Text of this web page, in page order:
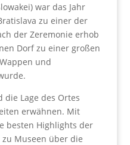
war das Jahr
zu einer der
der Zeremonie erhob
Dorf zu einer großen
und
die Lage des Ortes
erwähnen. Mit
besten Highlights der
Museen über die